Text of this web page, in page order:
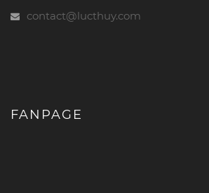
contact@lucthuy.com
FANPAGE